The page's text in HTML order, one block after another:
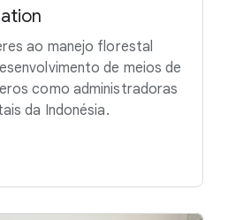
ao manejo florestal
de meios de
como administradoras
da Indonésia.